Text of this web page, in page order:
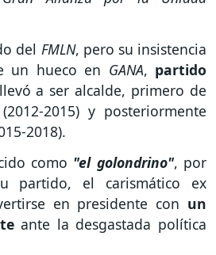
del FMLN, pero su insistencia
un hueco en GANA, partido
a ser alcalde, primero de
(2012-2015) y posteriormente
2018).
como "el golondrino", por
partido, el carismático ex
en presidente con un
ante la desgastada política